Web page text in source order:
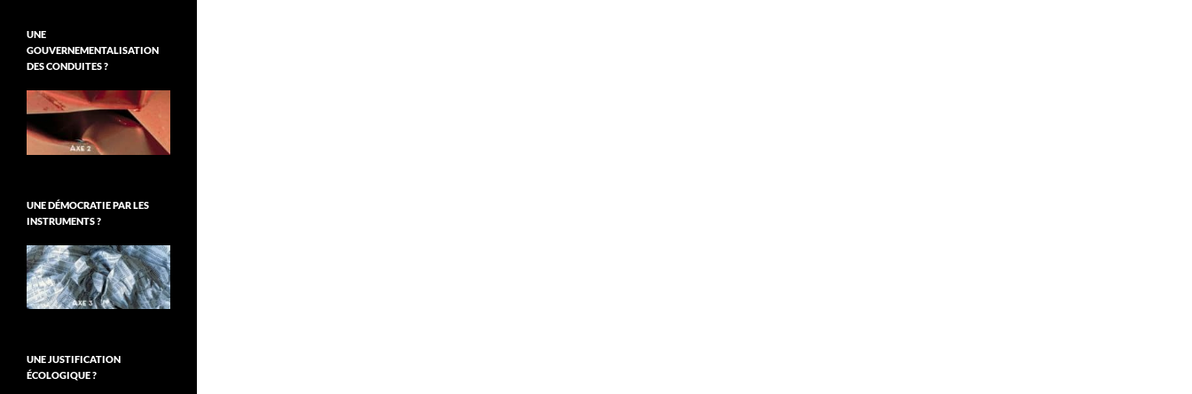
UNE
GOUVERNEMENTALISATION
DES CONDUITES ?
UNE DÉMOCRATIE PAR LES
INSTRUMENTS ?
UNE JUSTIFICATION
ÉCOLOGIQUE ?